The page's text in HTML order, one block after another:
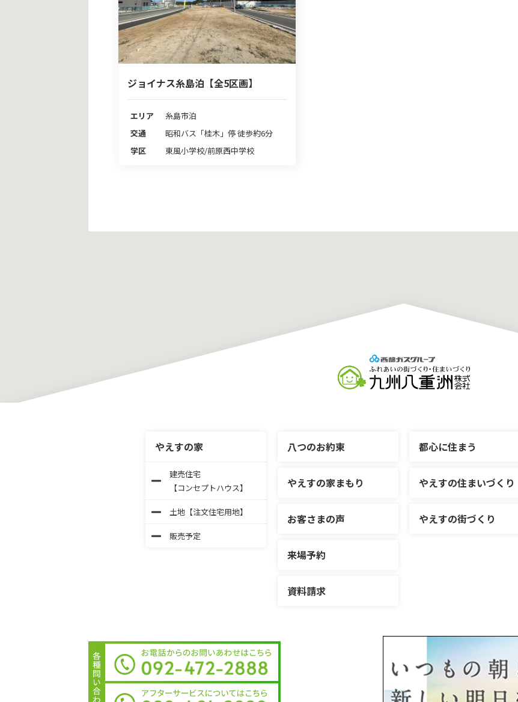
ジョイナス糸島泊【全5区画】
エリア
糸島市泊
交通
昭和バス「桂木」停 徒歩約6分
学区
東風小学校/前原西中学校
やえすの家
建売住宅
【コンセプトハウス】
土地【注文住宅用地】
販売予定
八つのお約束
やえすの家まもり
お客さまの声
来場予約
資料請求
都心に住まう
やえすの住まいづくり
やえすの街づくり